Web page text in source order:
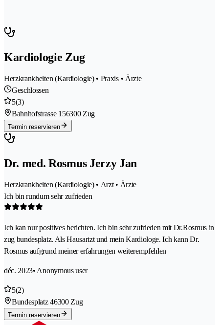
Kardiologie Zug
Herzkrankheiten (Kardiologie) • Praxis • Ärzte
Geschlossen
5(3)
Bahnhofstrasse 156300 Zug
Termin reservieren
Dr. med. Rosmus Jerzy Jan
Herzkrankheiten (Kardiologie) • Arzt • Ärzte
Ich bin rundum sehr zufrieden
Ich kan nur positives berichten. Ich bin sehr zufrieden mit Dr.Rosmus in
zug bundesplatz. Als Hausartzt und mein Kardiologe. Ich kann Dr.
Rosmus aufgrund meiner erfahrungen weiterempfehlen
déc. 2023• Anonymous user
5(2)
Bundesplatz 46300 Zug
Termin reservieren